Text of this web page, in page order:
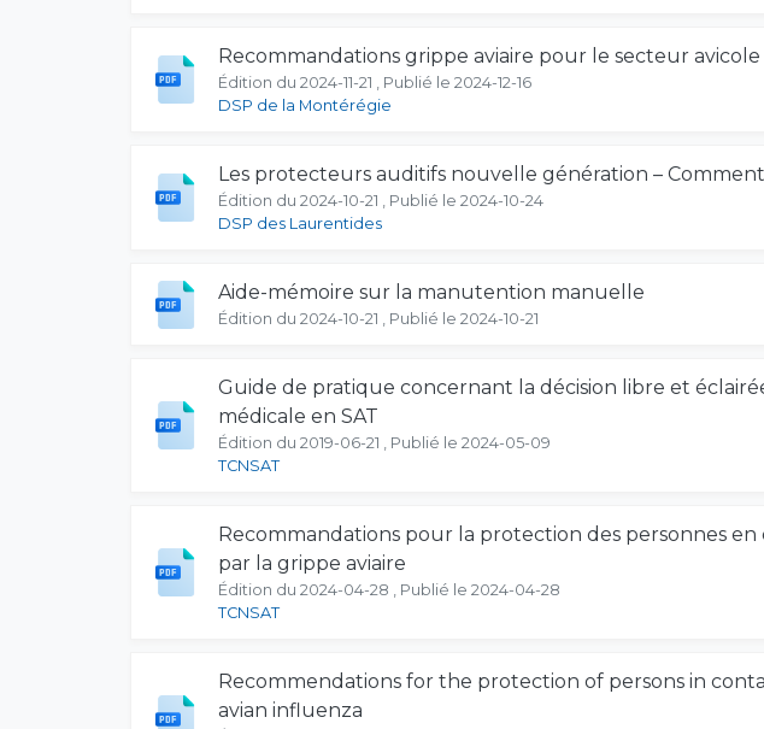
Recommandations grippe aviaire pour le secteur avicole
Édition du 2024-11-21 , Publié le 2024-12-16
DSP de la Montérégie
Les protecteurs auditifs nouvelle génération –
Édition du 2024-10-21 , Publié le 2024-10-24
DSP des Laurentides
Aide-mémoire sur la manutention manuelle
Édition du 2024-10-21 , Publié le 2024-10-21
Guide de pratique concernant la décision libre et
médicale en SAT
Édition du 2019-06-21 , Publié le 2024-05-09
TCNSAT
Recommandations pour la protection des personnes en
par la grippe aviaire
Édition du 2024-04-28 , Publié le 2024-04-28
TCNSAT
Recommendations for the protection of persons in
avian influenza